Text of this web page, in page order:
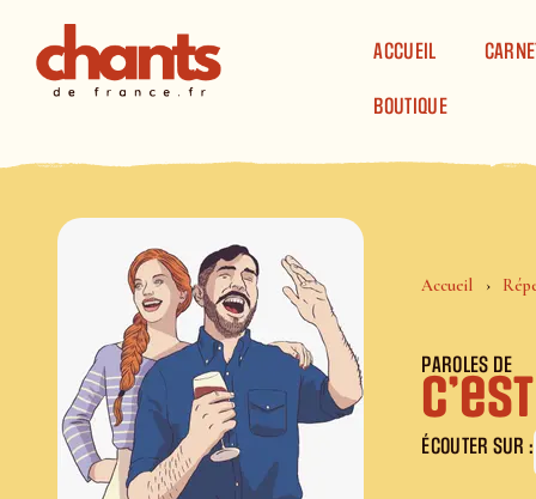
ACCUEIL
BOUTIQUE
Accueil
PAROLES DE
ÉCOUTER SUR :